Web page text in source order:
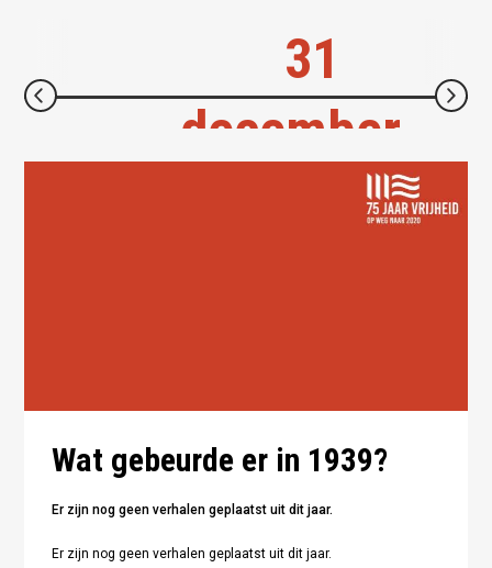
31
december
Wat gebeurde er in 1939?
Er zijn nog geen verhalen geplaatst uit dit jaar.
Er zijn nog geen verhalen geplaatst uit dit jaar.